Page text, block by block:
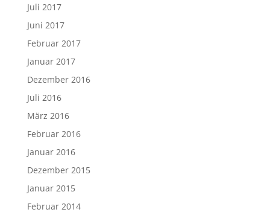
Juli 2017
Juni 2017
Februar 2017
Januar 2017
Dezember 2016
Juli 2016
März 2016
Februar 2016
Januar 2016
Dezember 2015
Januar 2015
Februar 2014